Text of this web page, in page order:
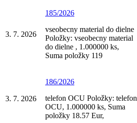
3. 7. 2026
185/2026
vseobecny material do dielne
Položky: vseobecny material
do dielne , 1.000000 ks,
Suma položky 119
3. 7. 2026
186/2026
telefon OCU Položky: telefon
OCU, 1.000000 ks, Suma
položky 18.57 Eur,